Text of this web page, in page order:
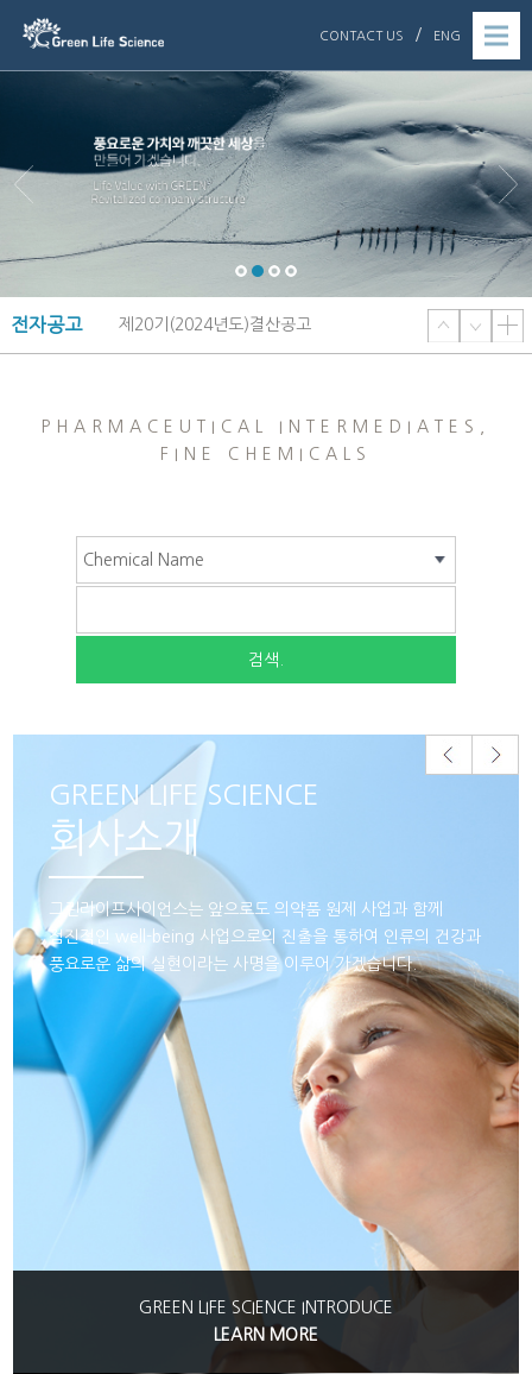
CONTACT US / ENG
전자공고
외부감사인 선임 공고
제20기(2024년도)결산공고
제21기 정기주주총회 소집공고(정정)
PHARMACEUTICAL INTERMEDIATES,
FINE CHEMICALS
GREEN LIFE SCIENCE INTRODUCE
LEARN MORE
GREEN LIFE SCIENCE
회사소개
그린라이프사이언스는 앞으로도 의약품 원제 사업과 함께
점진적인 well-being 사업으로의 진출을 통하여 인류의 건강과
풍요로운 삶의 실현이라는 사명을 이루어 가겠습니다.